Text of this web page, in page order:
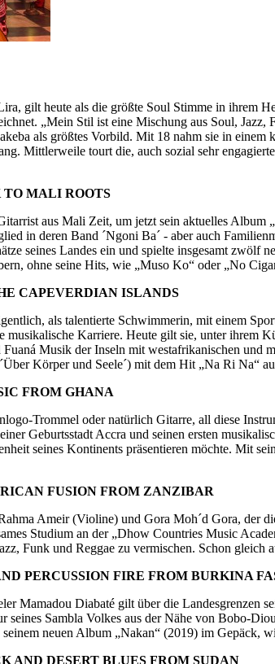
gilt heute als die größte Soul Stimme in ihrem
„Mein Stil ist eine Mischung aus Soul,
als größtes Vorbild. Mit 18 nahm sie in
Mittlerweile tourt die, auch sozial sehr
MALI ROOTS
aus Mali Zeit, um jetzt sein aktuelles
in deren Band ´Ngoni Ba´ - aber auch
seines Landes ein und spielte insgesamt
ohne seine Hits, wie „Muso Ko“ oder „No
CAPEVERDIAN ISLANDS
als talentierte Schwimmerin, mit einem
musikalische Karriere. Heute gilt sie, unter ihrem
Musik der Inseln mit westafrikanischen und
Körper und Seele´) mit dem Hit „Na Ri Na“
FROM GHANA
Trommel oder natürlich Gitarre, all diese
Geburtsstadt Accra und seinen ersten
seines Kontinents präsentieren möchte. Mit
FUSION FROM ZANZIBAR
Ameir (Violine) und Gora Moh´d Gora, der
Studium an der „Dhow Countries Music
Funk und Reggae zu vermischen. Schon
PERCUSSION FIRE FROM BURKINA
Mamadou Diabaté gilt über die Landesgrenzen
seines Sambla Volkes aus der Nähe von Bobo-
neuen Album „Nakan“ (2019) im Gepäck,
AND DESERT BLUES FROM SUDAN